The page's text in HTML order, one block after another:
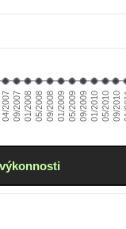
04/200709/200701/200805/200809/200801/200905/200909/200901/201005/201009/2010